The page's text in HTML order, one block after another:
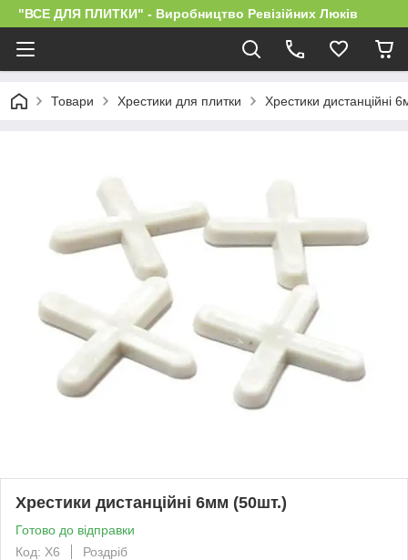
"ВСЕ ДЛЯ ПЛИТКИ" - Виробництво Ревізійних Люків
Товари Хрестики для плитки Хрестики дистанційні
Хрестики дистанційні 6мм (50шт.)
Готово до відправки
Код: X6
Роздріб